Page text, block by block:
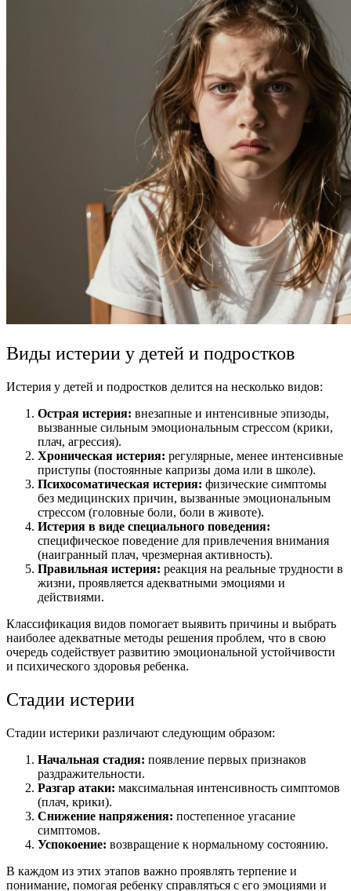
Виды истерии у детей и подростков
Истерия у детей и подростков делится на несколько видов:
Острая истерия: внезапные и интенсивные эпизоды,
вызванные сильным эмоциональным стрессом (крики,
плач, агрессия).
Хроническая истерия: регулярные, менее интенсивные
приступы (постоянные капризы дома или в школе).
Психосоматическая истерия: физические симптомы
без медицинских причин, вызванные эмоциональным
стрессом (головные боли, боли в животе).
Истерия в виде специального поведения:
специфическое поведение для привлечения внимания
(наигранный плач, чрезмерная активность).
Правильная истерия: реакция на реальные трудности в
жизни, проявляется адекватными эмоциями и
действиями.
Классификация видов помогает выявить причины и выбрать
наиболее адекватные методы решения проблем, что в свою
очередь содействует развитию эмоциональной устойчивости
и психического здоровья ребенка.
Стадии истерии
Стадии истерики различают следующим образом:
Начальная стадия: появление первых признаков
раздражительности.
Разгар атаки: максимальная интенсивность симптомов
(плач, крики).
Снижение напряжения: постепенное угасание
симптомов.
Успокоение: возвращение к нормальному состоянию.
В каждом из этих этапов важно проявлять терпение и
понимание, помогая ребенку справляться с его эмоциями и